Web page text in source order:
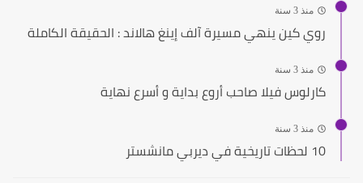
منذ 3 سنة
روي كين ينهي مسيرة آلف إينغ هالاند : الحقيقة الكاملة
منذ 3 سنة
كارلوس فيلا صاحب أروع بداية و أسرع نهاية
منذ 3 سنة
10 لحظات تاريخية في ديربي مانشستر